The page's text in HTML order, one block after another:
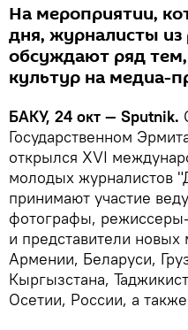
На мероприятии,
дня, журналисты из
обсуждают ряд
культур на медиа-
БАКУ, 24 окт — Sputnik.
Государственном
открылся XVI
молодых журналистов
принимают участие
фотографы,
и представители
Армении, Беларуси,
Кыргызстана,
Осетии, России, а